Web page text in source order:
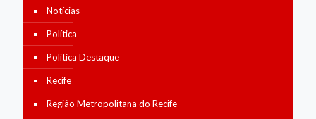
Notícias
Política
Política Destaque
Recife
Região Metropolitana do Recife